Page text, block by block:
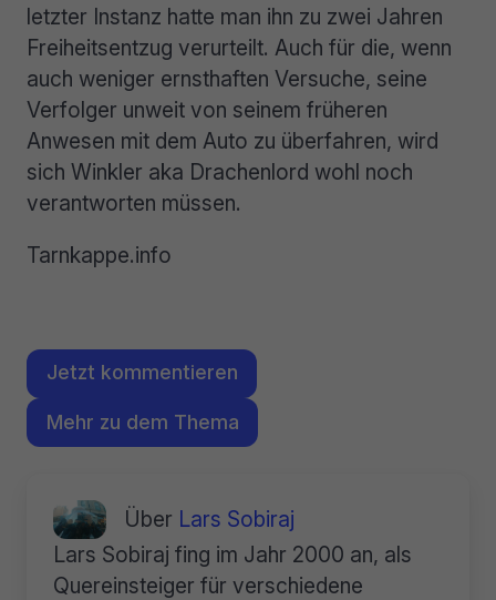
letzter Instanz hatte man ihn zu zwei Jahren
Freiheitsentzug verurteilt. Auch für die, wenn
auch weniger ernsthaften Versuche, seine
Verfolger unweit von seinem früheren
Anwesen mit dem Auto zu überfahren, wird
sich Winkler aka Drachenlord wohl noch
verantworten müssen.
Tarnkappe.info
Jetzt kommentieren
Mehr zu dem Thema
Über Lars Sobiraj
Lars Sobiraj fing im Jahr 2000 an, als
Quereinsteiger für verschiedene